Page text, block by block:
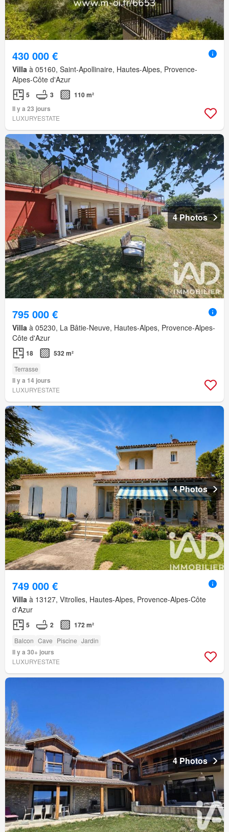
430 000 €
Villa à 05160, Saint-Apollinaire, Hautes-Alpes, Provence-
Alpes-Côte d'Azur
5 3
110 m²
Il y a 23 jours
LUXURYESTATE
4 Photos
795 000 €
Villa à 05230, La Bâtie-Neuve, Hautes-Alpes, Provence-Alpes-
Côte d'Azur
18 532 m²
Terrasse
Il y a 14 jours
LUXURYESTATE
4 Photos
749 000 €
Villa à 13127, Vitrolles, Hautes-Alpes, Provence-Alpes-Côte
d'Azur
5 2 172 m²
Balcon Cave Piscine Jardin
Il y a 30+ jours
LUXURYESTATE
4 Photos